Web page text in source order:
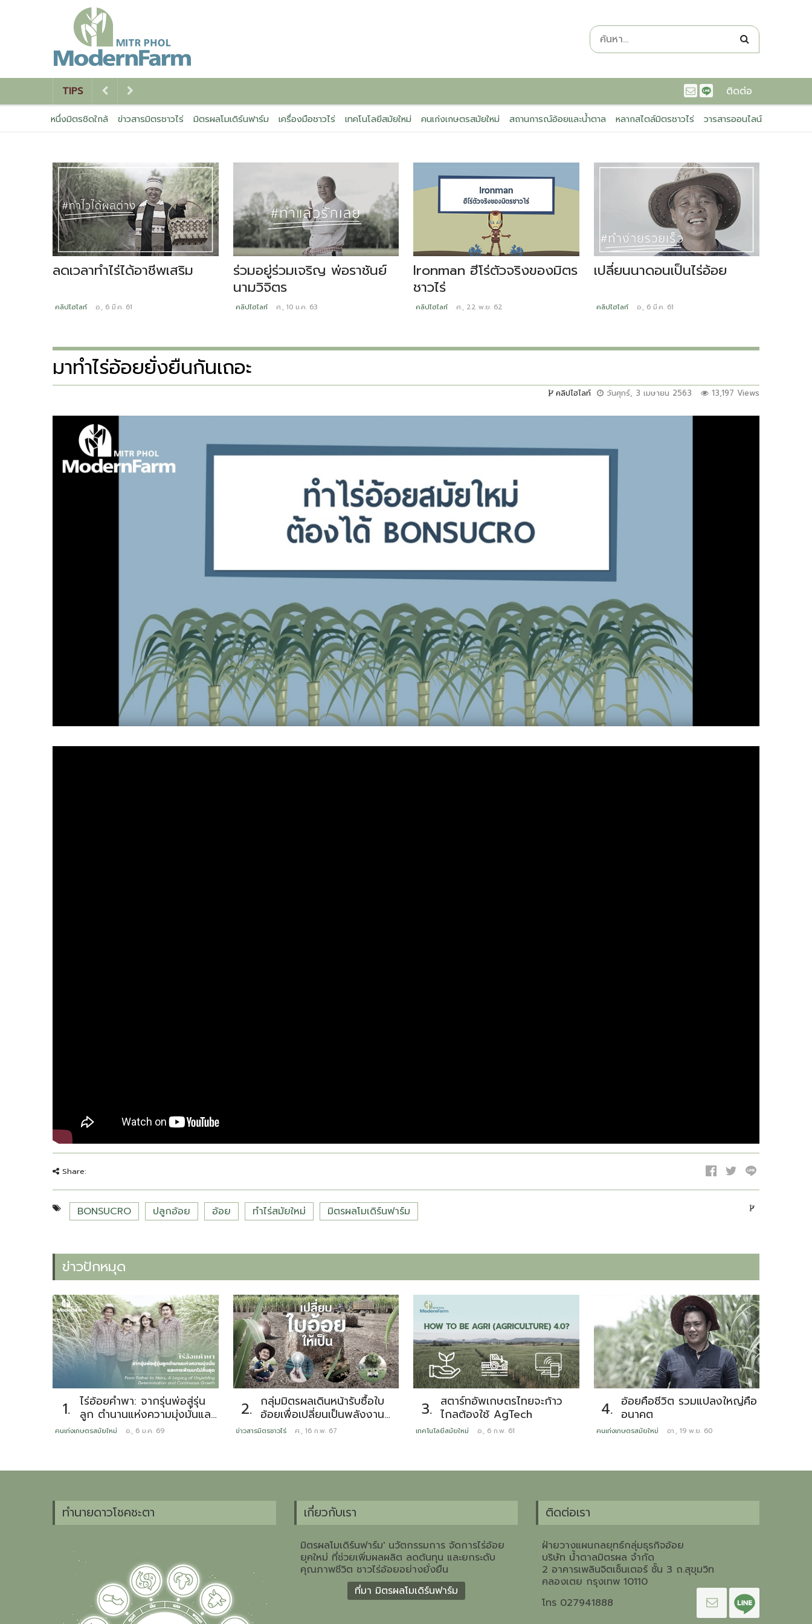
ติดต่อ
TIPS
หนึ่งมิตรชิดใกล้ ข่าวสารมิตรชาวไร่ มิตรผลโมเดิร์นฟาร์ม เครื่องมือชาวไร่ เทคโนโลยีสมัยใหม่ คนเก่งเกษตรสมัยใหม่ สถานการณ์อ้อยและน้ำตาล หลากสไตล์มิตรชาวไร่ วารสารออนไลน์
ลดเวลาทําไร่ได้อาชีพเสริม
คลิปไฮไลท์ อ., 6 มี.ค. 61
ร่วมอยู่ร่วมเจริญ พ่อราชันย์
นามวิจิตร
คลิปไฮไลท์ ศ., 10 ม.ค. 63
Ironman ฮีโร่ตัวจริงของมิตร
ชาวไร่
คลิปไฮไลท์ ศ., 22 พ.ย. 62
เปลี่ยนนาดอนเป็นไร่อ้อย
คลิปไฮไลท์ อ., 6 มี.ค. 61
มาทำไร่อ้อยยั่งยืนกันเถอะ
วันศุกร์, 3 เมษายน 2563 13,197 Views
คลิปไฮไลท์
Share:
BONSUCRO ปลูกอ้อย อ้อย ทำไร่สมัยใหม่ มิตรผลโมเดิร์นฟาร์ม
ข่าวปักหมุด
1.
ไร่อ้อยคำพา: จากรุ่นพ่อสู่รุ่น
ลูก ตำนานแห่งความมุ่งมั่นและ
การพัฒนาไม่สิ้นสุด
คนเก่งเกษตรสมัยใหม่ อ., 6 ม.ค. 69
2. กลุ่มมิตรผลเดินหน้ารับซื้อใบ
อ้อยเพื่อเปลี่ยนเป็นพลังงาน
ทดแทน หลังเป็นผู้บุกเบิกต่อ
ตลอดฤดูหีบ 66/67
ข่าวสารมิตรชาวไร่ ศ., 16 ก.พ. 67
3. สตาร์ทอัพเกษตรไทยจะก้าว
ไกลต้องใช้ AgTech
เทคโนโลยีสมัยใหม่ อ., 6 ก.พ. 61
4. อ้อยคือชีวิต รวมแปลงใหญ่คือ
อนาคต
คนเก่งเกษตรสมัยใหม่ อา., 19 พ.ย. 60
ทำนายดาวโชคชะตา เกี่ยวกับเรา
มิตรผลโมเดิร์นฟาร์ม' นวัตกรรมการ จัดการไร่อ้อย
ยุคใหม่ ที่ช่วยเพิ่มผลผลิต ลดต้นทุน และยกระดับ
คุณภาพชีวิต ชาวไร่อ้อยอย่างยั่งยืน
ที่มา มิตรผลโมเดิร์นฟาร์ม
ติดต่อเรา
ฝ่ายวางแผนกลยุทธ์กลุ่มธุรกิจอ้อย
บริษัท น้ำตาลมิตรผล จำกัด
2 อาคารเพลินจิตเซ็นเตอร์ ชั้น 3 ถ.สุขุมวิท
คลองเตย กรุงเทพ 10110
โทร 027941888